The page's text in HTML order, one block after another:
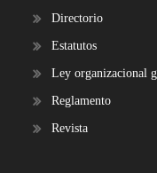
Directorio
Estatutos
Ley organizacional
Reglamento
Revista